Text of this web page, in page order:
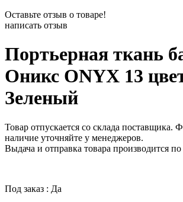
Оставьте отзыв о товаре!
написать отзыв
Портьерная ткань
Оникс ONYX 13
Зеленый
Товар отпускается со склада поставщика.
наличие уточняйте у менеджеров.
Выдача и отправка товара производится
Под заказ : Да